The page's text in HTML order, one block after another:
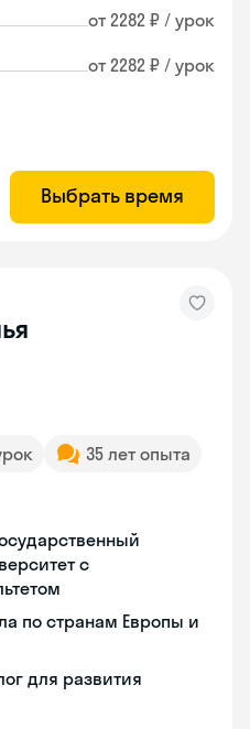
от 2282 ₽ / урок
от 2282 ₽ / урок
Выбрать время
35 лет опыта
с
по странам Европы и
для развития